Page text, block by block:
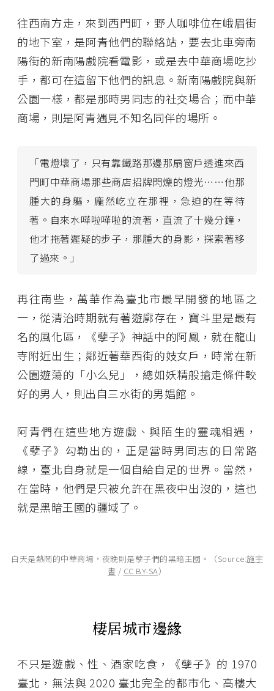
往西南方走，來到西門町，野人咖啡位在峨眉街
的地下室，是阿青他們的聯絡站，要去北車旁南
陽街的新南陽戲院看電影，或是去中華商場吃抄
手，都可在這留下他們的訊息。新南陽戲院與新
公園一樣，都是那時男同志的社交場合；而中華
商場，則是阿青遇見不知名同伴的場所。
「電燈壞了，只有靠鐵路那邊那扇窗戶透進來西
門町中華商場那些商店招牌閃爍的燈光⋯⋯他那
腫大的身軀，龐然屹立在那裡，急迫的在等待
著。自來水嘩啦嘩啦的流著，直流了十幾分鐘，
他才拖著遲疑的步子，那腫大的身影，探索著移
了過來。」
再往南些，萬華作為臺北市最早開發的地區之
一，從清治時期就有著遊廓存在，寶斗里是最有
名的風化區，《孽子》神話中的阿鳳，就在龍山
寺附近出生；鄰近著華西街的妓女戶，時常在新
公園遊蕩的「小么兒」，總如妖精般搶走條件較
好的男人，則出自三水街的男娼館。
阿青們在這些地方遊戲、與陌生的靈魂相遇，
《孽子》勾勒出的，正是當時男同志的日常路
線，臺北自身就是一個自給自足的世界。當然，
在當時，他們是只被允許在黑夜中出沒的，這也
就是黑暗王國的疆域了。
白天是熱鬧的中華商場，夜晚則是孽子們的黑暗王國。（Source:施宇
書 / CC BY-SA）
棲居城市邊緣
不只是遊戲、性、酒家吃食，《孽子》的 1970
臺北，無法與 2020 臺北完全的都市化、高樓大